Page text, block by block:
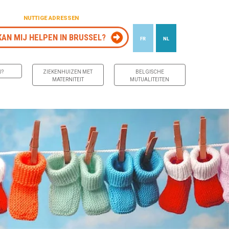
NUTTIGE ADRESSEN
MIJ HELPEN IN BRUSSEL? FR NL
ZIEKENHUIZEN MET
MATERNITEIT
BELGISCHE
MUTUALITEITEN